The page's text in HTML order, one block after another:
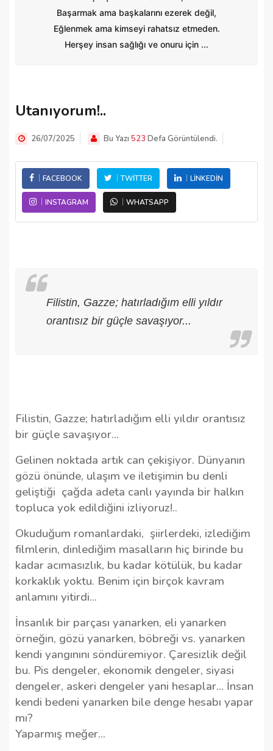
Başarmak ama başkalarını ezerek değil,
Eğlenmek ama kimseyi rahatsız etmeden.
Herşey insan sağlığı ve onuru için ...
Utanıyorum!..
26/07/2025 Bu Yazı 523 Defa Görüntülendi.
FACEBOOK TWITTER LINKEDIN
INSTAGRAM WHATSAPP
Filistin, Gazze; hatırladığım elli yıldır
orantısız bir güçle savaşıyor...
Filistin, Gazze; hatırladığım elli yıldır orantısız
bir güçle savaşıyor...
Gelinen noktada artık can çekişiyor. Dünyanın
gözü önünde, ulaşım ve iletişimin bu denli
geliştiği çağda adeta canlı yayında bir halkın
topluca yok edildiğini izliyoruz!..
Okuduğum romanlardaki, şiirlerdeki, izlediğim
filmlerin, dinlediğim masalların hiç birinde bu
kadar acımasızlık, bu kadar kötülük, bu kadar
korkaklık yoktu. Benim için birçok kavram
anlamını yitirdi...
İnsanlık bir parçası yanarken, eli yanarken
örneğin, gözü yanarken, böbreği vs. yanarken
kendi yangınını söndüremiyor. Çaresizlik değil
bu. Pis dengeler, ekonomik dengeler, siyasi
dengeler, askeri dengeler yani hesaplar... İnsan
kendi bedeni yanarken bile denge hesabı yapar
mı?
Yaparmış meğer...